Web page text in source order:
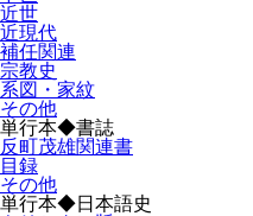
近世
近現代
補任関連
宗教史
系図・家紋
その他
単行本◆書誌
反町茂雄関連書
目録
その他
単行本◆日本語史